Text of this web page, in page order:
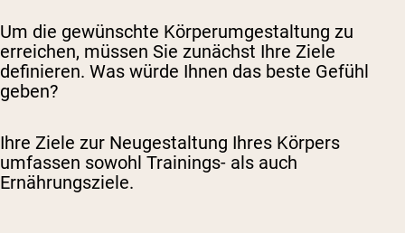
Um die gewünschte Körperumgestaltung zu
erreichen, müssen Sie zunächst Ihre Ziele
definieren. Was würde Ihnen das beste Gefühl
geben?
Ihre Ziele zur Neugestaltung Ihres Körpers
umfassen sowohl Trainings- als auch
Ernährungsziele.